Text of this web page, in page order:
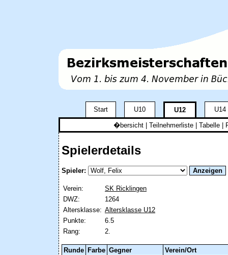
Start U10 U12 U14
�bersicht| Teilnehmerliste| Tabelle|
Spielerdetails
Spieler:
Verein:
SK Ricklingen
DWZ:
1264
Altersklasse: Altersklasse U12
Punkte:
6.5
Rang:
2.
Runde Farbe Gegner
Verein/Ort